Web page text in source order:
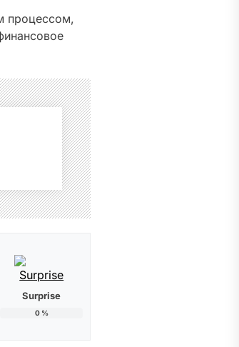
процессом,
Surprise
0%